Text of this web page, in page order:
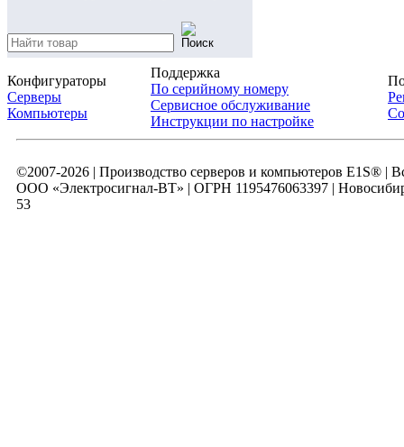
Конфигураторы
Серверы
Компьютеры
Поддержка
По серийному номеру
Сервисное обслуживание
Инструкции по настройке
©2007-2026 | Производство серверов и компьютеров E1S® |
ООО «Электросигнал-ВТ» | ОГРН 1195476063397 |
53